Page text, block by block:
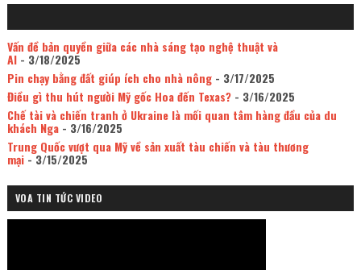
Vấn đề bản quyền giữa các nhà sáng tạo nghệ thuật và
AI- 3/18/2025
Pin chạy bằng đất giúp ích cho nhà nông- 3/17/2025
Điều gì thu hút người Mỹ gốc Hoa đến Texas?- 3/16/2025
Chế tài và chiến tranh ở Ukraine là mối quan tâm hàng đầu của du
khách Nga- 3/16/2025
Trung Quốc vượt qua Mỹ về sản xuất tàu chiến và tàu thương
mại- 3/15/2025
VOA TIN TỨC VIDEO